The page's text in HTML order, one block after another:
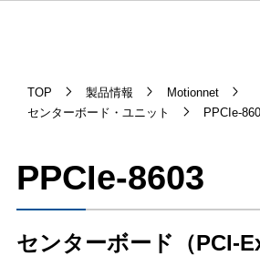
TOP 製品情報
Motionnet
センターボード・ユニット
PPCIe-
PPCIe-8603
センターボード（PCI-